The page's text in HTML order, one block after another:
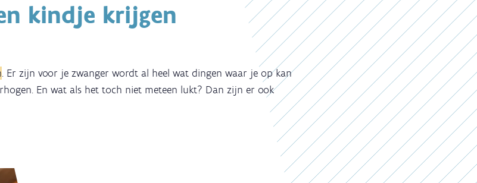
kindje krijgen
. Er zijn voor je zwanger wordt al heel wat dingen waar je op kan
En wat als het toch niet meteen lukt? Dan zijn er ook